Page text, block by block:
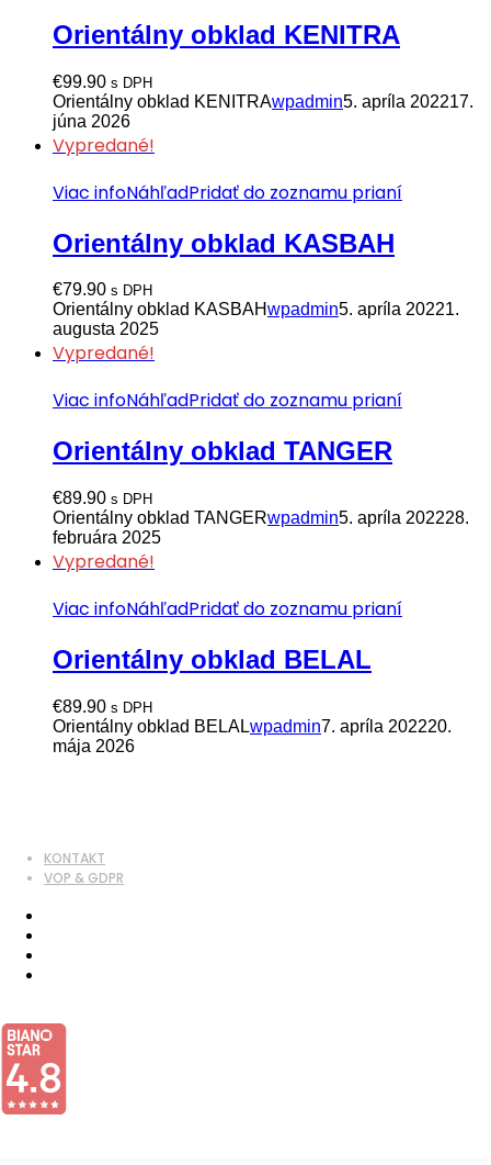
Orientálny obklad KENITRA
€99.90 s DPH
Orientálny obklad KENITRAwpadmin5. apríla 202217.
júna 2026
Vypredané!
Viac infoNáhľadPridať do zoznamu prianí
Orientálny obklad KASBAH
€79.90 s DPH
Orientálny obklad KASBAHwpadmin5. apríla 20221.
augusta 2025
Vypredané!
Viac infoNáhľadPridať do zoznamu prianí
Orientálny obklad TANGER
€89.90 s DPH
Orientálny obklad TANGERwpadmin5. apríla 202228.
februára 2025
Vypredané!
Viac infoNáhľadPridať do zoznamu prianí
Orientálny obklad BELAL
€89.90 s DPH
Orientálny obklad BELALwpadmin7. apríla 202220.
mája 2026
KONTAKT
VOP & GDPR